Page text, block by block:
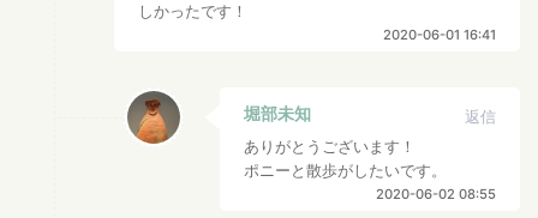
しかったです！
2020-06-01 16:41
堀部未知
返信
ありがとうございます！
ポニーと散歩がしたいです。
2020-06-02 08:55